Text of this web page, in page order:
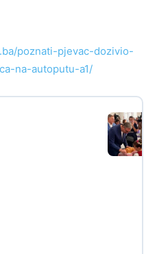
poznati-pjevac-dozivio-
na-autoputu-a1/